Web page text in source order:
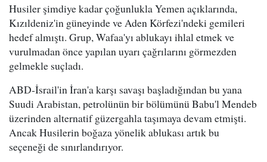
Husiler şimdiye kadar çoğunlukla Yemen açıklarında,
Kızıldeniz'in güneyinde ve Aden Körfezi'ndeki gemileri
hedef almıştı. Grup, Wafaa'yı ablukayı ihlal etmek ve
vurulmadan önce yapılan uyarı çağrılarını görmezden
gelmekle suçladı.
ABD-İsrail'in İran'a karşı savaşı başladığından bu yana
Suudi Arabistan, petrolünün bir bölümünü Babu'l Mendeb
üzerinden alternatif güzergahla taşımaya devam etmişti.
Ancak Husilerin boğaza yönelik ablukası artık bu
seçeneği de sınırlandırıyor.